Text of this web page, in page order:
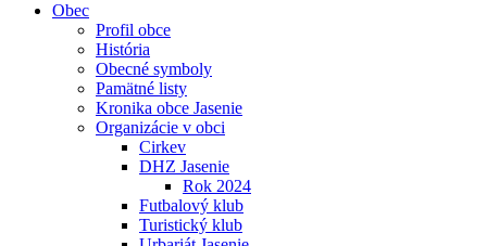
Obec
Profil obce
História
Obecné symboly
Pamätné listy
Kronika obce Jasenie
Organizácie v obci
Cirkev
DHZ Jasenie
Rok 2024
Futbalový klub
Turistický klub